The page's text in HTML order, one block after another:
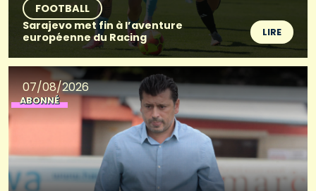
FOOTBALL
Sarajevo met fin à l’aventure
européenne du Racing
LIRE
07/08/2026
ABONNÉ